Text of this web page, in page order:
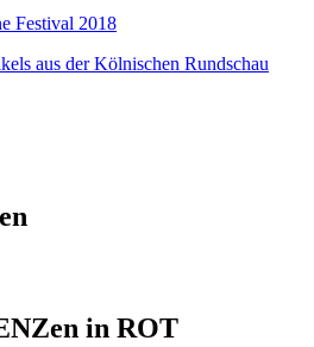
Festival 2018
aus der Kölnischen Rundschau
in ROT